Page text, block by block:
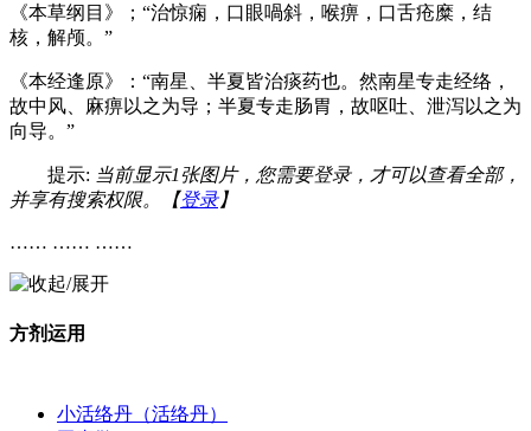
《本草纲目》；“治惊痫，口眼喎斜，喉痹，口舌疮糜，结
核，解颅。”
《本经逢原》：“南星、半夏皆治痰药也。然南星专走经络，
故中风、麻痹以之为导；半夏专走肠胃，故呕吐、泄泻以之为
向导。”
提示: 当前显示1张图片，您需要登录，才可以查看全部，
并享有搜索权限。【登录】
…… …… ……
方剂运用
小活络丹（活络丹）